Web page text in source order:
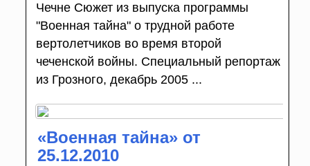
Чечне Сюжет из выпуска программы
"Военная тайна" о трудной работе
вертолетчиков во время второй
чеченской войны. Специальный репортаж
из Грозного, декабрь 2005 ...
«Военная тайна» от
25.12.2010